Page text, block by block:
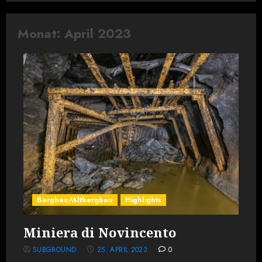
Monat: April 2023
Bergbau/Altbergbau Highlights
Miniera di Novincento
SUBGROUND 25. APRIL 2023 0